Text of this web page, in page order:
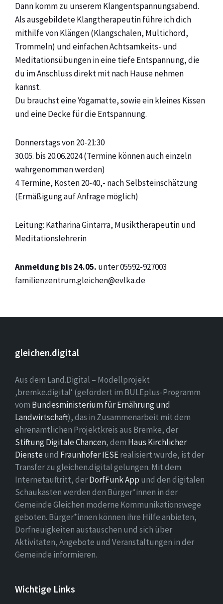
Dann komm zu unserem Klangentspannungsabend.
Als ausgebildete Klangtherapeutin führe ich dich
mithilfe von Klängen (Klangschalen, Multichord,
Trommeln) und einfachen Achtsamkeits- und
Meditationsübungen in eine tiefe Entspannung, die
du im Anschluss direkt mit nach Hause nehmen
kannst.
Du brauchst eine Yogamatte, sowie ein kleines Kissen
und eine Decke für die Entspannung.
Donnerstags von 20-21:30
30.05. bis 20.06.2024 (Termine können auch einzeln
wahrgenommen werden)
4 Termine, Kosten 20-40,- nach Selbsteinschätzung
(Ermäßigung auf Anfrage möglich)
Leitung: Katharina Gintarra, Musiktherapeutin und
Meditationslehrerin
Anmeldung bis 24.05. unter 05592-927003
familienzentrum.gleichen@evlka.de
gleichen.digital
Aus dem Land.Digital – Modellprojekt
‚bremke.digital‘ (gefördert im BULEplus-Programm
vom Bundesministerium für Ernährung und
Landwirtschaft), das in Zusammenarbeit mit dem
ehrenamtlichen Projektkreis aus Bremke, der
Stiftung Digitale Chancen, dem Haus Kirchlicher
Dienste und Fraunhofer IESErealisiert wurde, ist der
Transfer zu gleichen.digital gelungen. Mit dem
Internetauftritt, derDorfFunk App und den digitalen
Schaukästen werden den Bürger*innen in der
Gemeinde Gleichen moderne Kommunikationswege
geboten. Bürger*innen können ihre Hilfe anbieten,
Dorfneuigkeiten austauschen und sich über
Aktivitäten, Angebote und Veranstaltungen in der
Gemeinde informieren.
Wichtige Links